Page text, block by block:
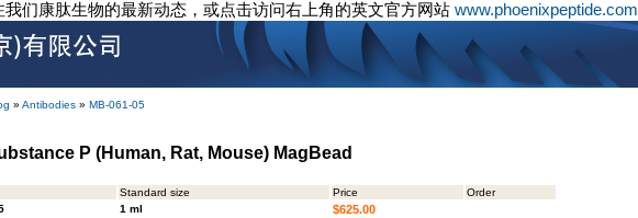
们康肽生物的最新动态，或点击访问右上角的英文官方网站 www.phoenixpeptide.com
» Antibodies » MB-061-05
P (Human, Rat, Mouse) MagBead
Standard size Price
Order
1 ml $625.00